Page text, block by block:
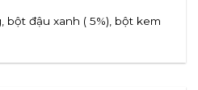
bột đậu xanh ( 5%), bột kem